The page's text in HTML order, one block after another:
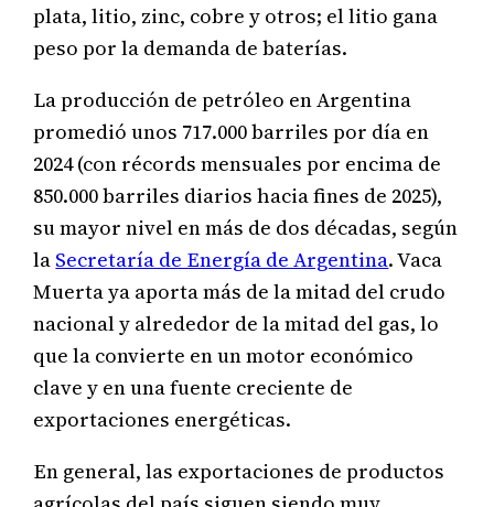
plata, litio, zinc, cobre y otros; el litio gana
peso por la demanda de baterías.
La producción de petróleo en Argentina
promedió unos 717.000 barriles por día en
2024 (con récords mensuales por encima de
850.000 barriles diarios hacia fines de 2025),
su mayor nivel en más de dos décadas, según
la Secretaría de Energía de Argentina. Vaca
Muerta ya aporta más de la mitad del crudo
nacional y alrededor de la mitad del gas, lo
que la convierte en un motor económico
clave y en una fuente creciente de
exportaciones energéticas.
En general, las exportaciones de productos